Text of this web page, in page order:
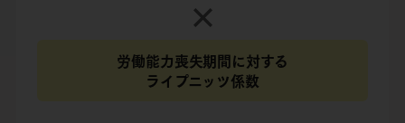
労働能力喪失期間に対する
ライプニッツ係数